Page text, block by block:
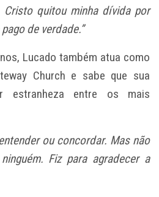
Cristo quitou minha dívida por
de verdade.”
Lucado também atua como
Church e sabe que sua
estranheza entre os mais
ou concordar. Mas não
Fiz para agradecer a